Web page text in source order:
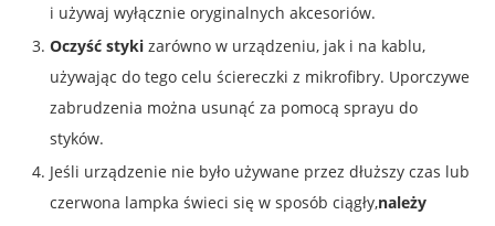
i używaj wyłącznie oryginalnych akcesoriów.
Oczyść styki zarówno w urządzeniu, jak i na kablu,
używając do tego celu ściereczki z mikrofibry. Uporczywe
zabrudzenia można usunąć za pomocą sprayu do
styków.
Jeśli urządzenie nie było używane przez dłuższy czas lub
czerwona lampka świeci się w sposób ciągły,należy